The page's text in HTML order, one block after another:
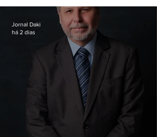
Jornal Daki
há 2 dias